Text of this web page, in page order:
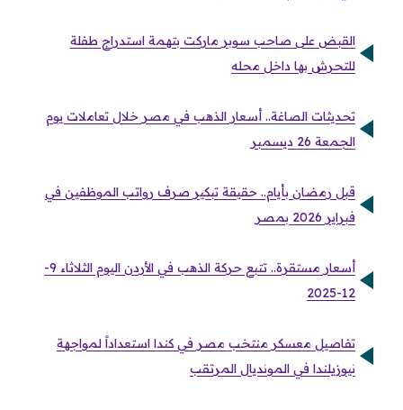
القبض على صاحب سوبر ماركت بتهمة استدراج طفلة
للتحرش بها داخل محله
تحديثات الصاغة.. أسعار الذهب في مصر خلال تعاملات يوم
الجمعة 26 ديسمبر
قبل رمضان بأيام.. حقيقة تبكير صرف رواتب الموظفين في
فبراير 2026 بمصر
أسعار مستقرة.. تتبع حركة الذهب في الأردن اليوم الثلاثاء 9-
12-2025
تفاصيل معسكر منتخب مصر في كندا استعداداً لمواجهة
نيوزيلندا في المونديال المرتقب